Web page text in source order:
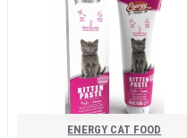
ENERGY CAT FOOD